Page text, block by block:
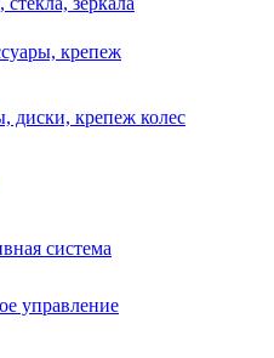
крепеж
крепеж колес
система
управление